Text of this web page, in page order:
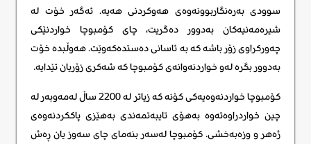
سوودی بەرەنگاربوونەوەی هەوکردنی هەیە. ئەگەر خۆت لە
شیرەمەنیەکان بەدوور دەگریت، چای کۆمبوچا خواردنێکی
چەورکراوی زۆر باشە کە بە ئاسانی دەستدەکەوێت. هەوڵبدە خۆت
بەدوور بگرە لەو خواردنەوانەی کۆمبوچا کە شەکری زۆریان تێدایە.
کۆمبوچا خواردنەوەیەکی کۆنە کە زیاتر لە 2200 ساڵ لەمەوبەر لە
چین خواردراوەتەوە بەهۆی تایبەتمەندی بەهێزی پاککردنەوەی
ژەهر و وزەبەخشی. کۆمبوچا لەسەر بنەمای چای سەوز یان ڕەش